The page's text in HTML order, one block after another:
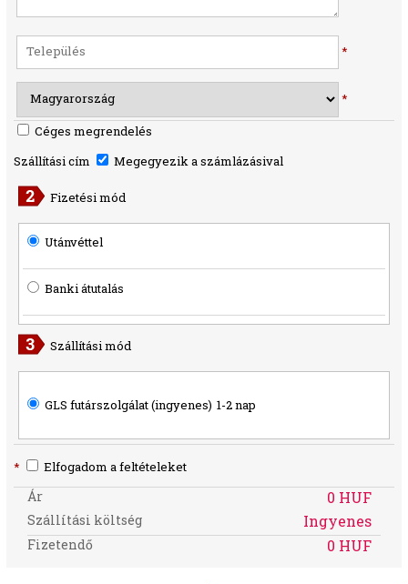
*
*
Céges megrendelés
Szállítási cím
Megegyezik a számlázásival
Fizetési mód
Utánvéttel
Banki átutalás
Szállítási mód
GLS futárszolgálat (ingyenes) 1-2 nap
* Elfogadom a feltételeket
Ár 0 HUF
Szállítási költség Ingyenes
Fizetendő 0 HUF